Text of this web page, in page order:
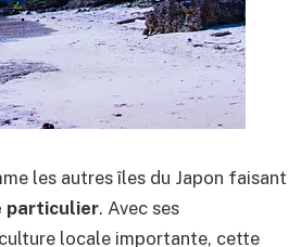
les autres îles du Japon faisant
particulier. Avec ses
locale importante, cette